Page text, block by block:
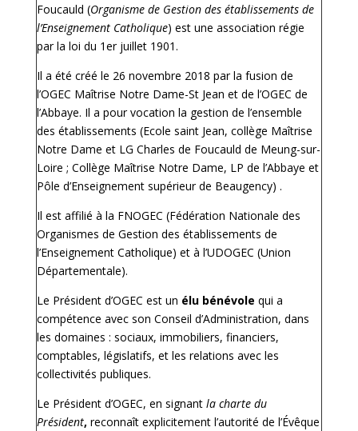
Foucauld (Organisme de Gestion des établissements de
l’Enseignement Catholique) est une association régie
par la loi du 1er juillet 1901.
Il a été créé le 26 novembre 2018 par la fusion de
l’OGEC Maîtrise Notre Dame-St Jean et de l’OGEC de
l’Abbaye. Il a pour vocation la gestion de l’ensemble
des établissements (Ecole saint Jean, collège Maîtrise
Notre Dame et LG Charles de Foucauld de Meung-sur-
Loire ; Collège Maîtrise Notre Dame, LP de l’Abbaye et
Pôle d’Enseignement supérieur de Beaugency) .
Il est affilié à la FNOGEC (Fédération Nationale des
Organismes de Gestion des établissements de
l’Enseignement Catholique) et à l’UDOGEC (Union
Départementale).
Le Président d’OGEC est un élu bénévole qui a
compétence avec son Conseil d’Administration, dans
les domaines : sociaux, immobiliers, financiers,
comptables, législatifs, et les relations avec les
collectivités publiques.
Le Président d’OGEC, en signant la charte du
Président, reconnaît explicitement l’autorité de l’Évêque